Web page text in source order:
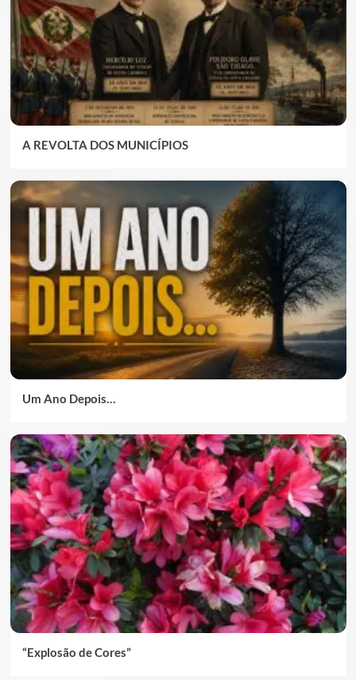
A REVOLTA DOS MUNICÍPIOS
Um Ano Depois…
“Explosão de Cores”